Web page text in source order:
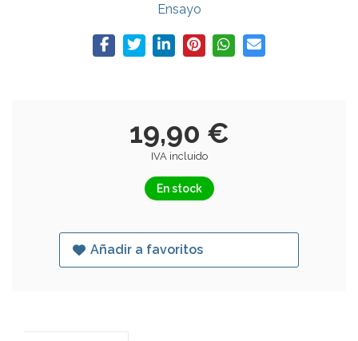
Ensayo
19,90 €
IVA incluido
En stock
Añadir a favoritos